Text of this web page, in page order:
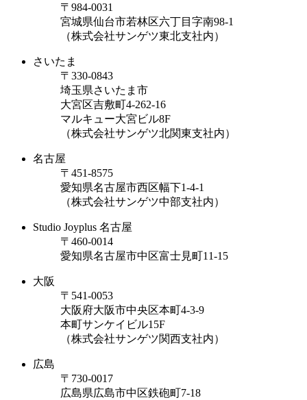
〒984-0031
宮城県仙台市若林区六丁目字南98-1
（株式会社サンゲツ東北支社内）
さいたま
〒330-0843
埼玉県さいたま市
大宮区吉敷町4-262-16
マルキュー大宮ビル8F
（株式会社サンゲツ北関東支社内）
名古屋
〒451-8575
愛知県名古屋市西区幅下1-4-1
（株式会社サンゲツ中部支社内）
Studio Joyplus 名古屋
〒460-0014
愛知県名古屋市中区富士見町11-15
大阪
〒541-0053
大阪府大阪市中央区本町4-3-9
本町サンケイビル15F
（株式会社サンゲツ関西支社内）
広島
〒730-0017
広島県広島市中区鉄砲町7-18